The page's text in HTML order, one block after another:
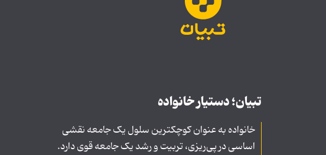
تبیان؛ دستیار خانواده
خانواده به عنوان کوچکترین سلول یک جامعه نقشی
اساسی در پی‌ریزی، تربیت و رشد یک جامعه قوی دارد.